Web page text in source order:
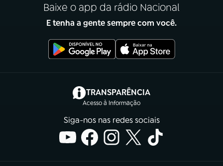
Baixe o app da rádio Nacional
E tenha a gente sempre com você.
TRANSPARÊNCIA
Acesso à Informação
(abre em nova aba)
Siga-nos nas redes sociais